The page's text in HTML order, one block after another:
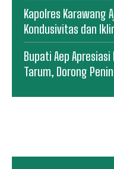
Kapolres Karawang
Kondusivitas dan
Bupati Aep
Tarum, Dorong